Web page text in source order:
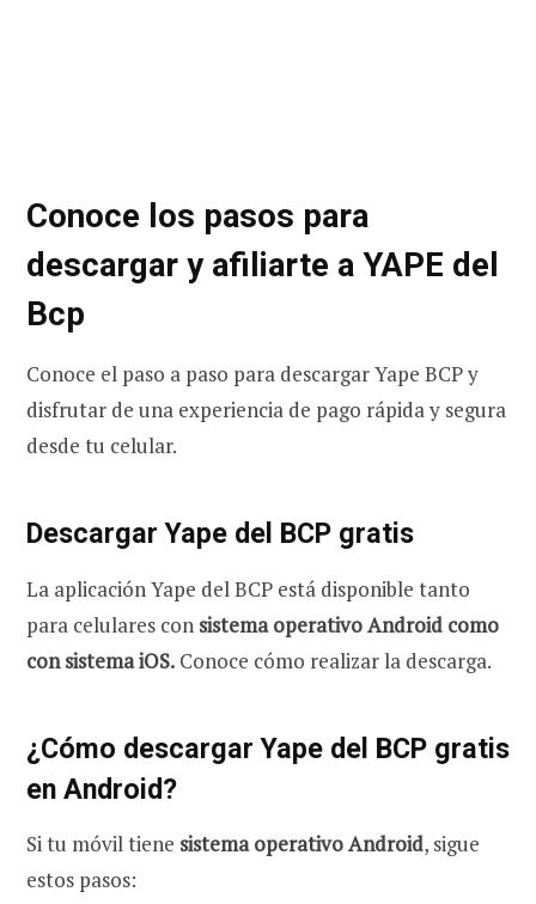
Conoce los pasos para
descargar y afiliarte a YAPE del
Bcp
Conoce el paso a paso para descargar Yape BCP y
disfrutar de una experiencia de pago rápida y segura
desde tu celular.
Descargar Yape del BCP gratis
La aplicación Yape del BCP está disponible tanto
para celulares con sistema operativo Android como
con sistema iOS. Conoce cómo realizar la descarga.
¿Cómo descargar Yape del BCP gratis
en Android?
Si tu móvil tiene sistema operativo Android, sigue
estos pasos: